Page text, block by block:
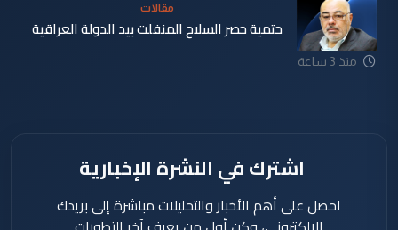
منذ 3 ساعة
مقالات
حتمية حصر السلاح المنفلت بيد الدولة العراقية
اشترك في النشرة الإخبارية
احصل على أهم الأخبار والتحليلات مباشرة إلى بريدك